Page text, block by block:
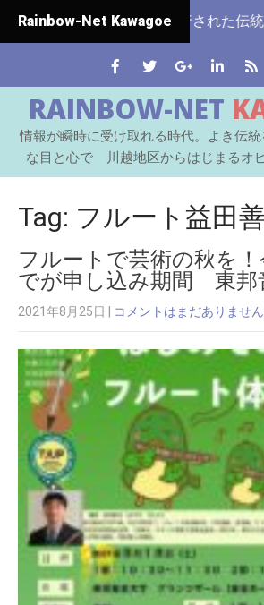
Rainbow-Net Kawagoe
ではじめて市制施行された伝統ある
RAINBOW-NET
情報が瞬時に受け取れる時代。よき伝
な目と心で 川越地区からはじまるオ
Tag: フルート益田
フルートで芸術の秋を！
でが申し込み期間 東邦
2021年8月25日 コメントはまだありません